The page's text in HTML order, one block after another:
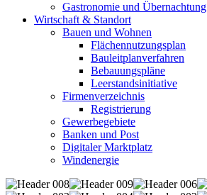
Gastronomie und Übernachtung
Wirtschaft & Standort
Bauen und Wohnen
Flächennutzungsplan
Bauleitplanverfahren
Bebauungspläne
Leerstandsinitiative
Firmenverzeichnis
Registrierung
Gewerbegebiete
Banken und Post
Digitaler Marktplatz
Windenergie